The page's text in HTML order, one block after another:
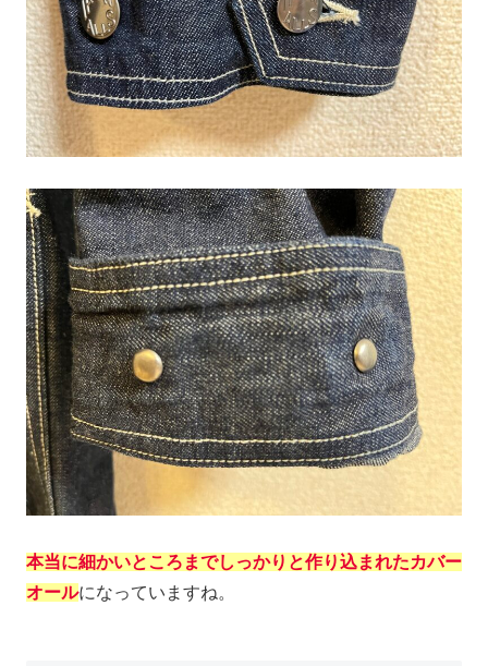
本当に細かいところまでしっかりと作り込まれたカバー
オールになっていますね。